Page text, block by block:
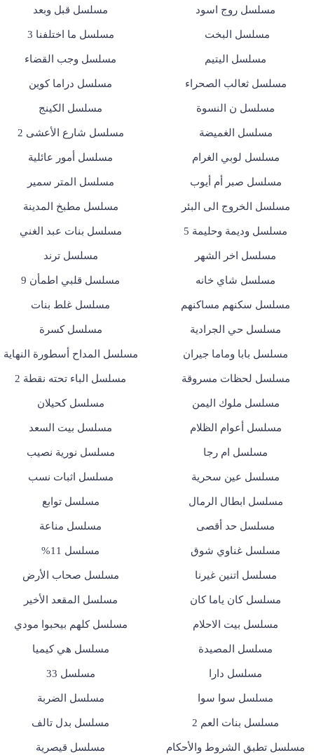
مسلسل روج اسود مسلسل قبل وبعد
مسلسل البخت مسلسل ما اختلفنا 3
مسلسل اليتيم مسلسل وجب القضاء
مسلسل ثعالب الصحراء مسلسل دراما كوين
مسلسل ن النسوة مسلسل الكينج
مسلسل الغميضة مسلسل شارع الأعشى 2
مسلسل لوبي الغرام مسلسل أمور عائلية
مسلسل صبر أم أيوب مسلسل المتر سمير
مسلسل الخروج الى البئر مسلسل مطبخ المدينة
مسلسل وديمة وحليمة 5 مسلسل بنات عبد الغني
مسلسل اخر الشهر مسلسل ترند
مسلسل شاي خانه مسلسل قلبي اطمأن 9
مسلسل سكنهم مساكنهم مسلسل غلط بنات
مسلسل حي الجرادية مسلسل كسرة
مسلسل بابا وماما جيران مسلسل المداح أسطورة النهاية
مسلسل لحظات مسروقة مسلسل الباء تحته نقطة 2
مسلسل ملوك اليمن مسلسل كحيلان
مسلسل أعوام الظلام مسلسل بيت السعد
مسلسل ام رجا مسلسل نورية نصيب
مسلسل عين سحرية مسلسل اثبات نسب
مسلسل ابطال الرمال مسلسل توابع
مسلسل حد أقصى مسلسل مناعة
مسلسل غناوي شوق مسلسل 11%
مسلسل اتنين غيرنا مسلسل صحاب الأرض
مسلسل كان ياما كان مسلسل المقعد الأخير
مسلسل بيت الاحلام مسلسل كلهم بيحبوا مودي
مسلسل المصيدة مسلسل هي كيميا
مسلسل دارا مسلسل 33
مسلسل سوا سوا مسلسل الضربة
مسلسل بنات العم 2 مسلسل بدل تالف
مسلسل تطبق الشروط والأحكام مسلسل قيصرية